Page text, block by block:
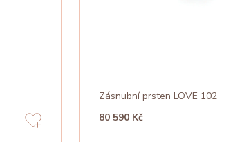
Zásnubní prsten LOVE 102
80 590 Kč